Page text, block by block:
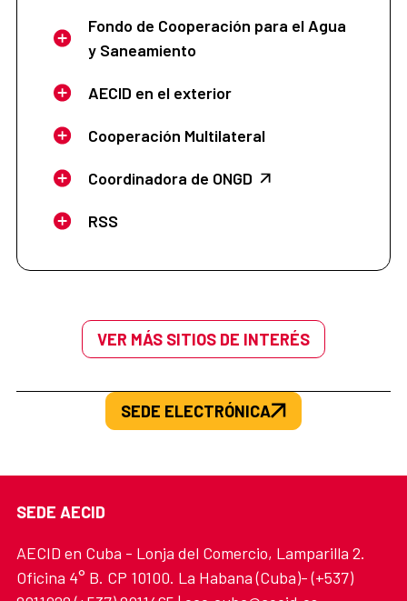
Fondo de Cooperación para el Agua
y Saneamiento
AECID en el exterior
Cooperación Multilateral
Coordinadora de ONGD
RSS
VER MÁS SITIOS DE INTERÉS
SEDE ELECTRÓNICA
SEDE AECID
AECID en Cuba - Lonja del Comercio, Lamparilla 2.
Oficina 4° B. CP 10100. La Habana (Cuba)- (+537)